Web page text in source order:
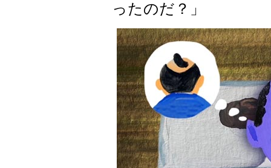
ったのだ？」